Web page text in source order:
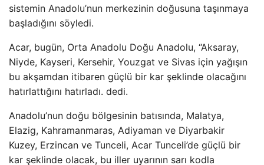
sistemin Anadolu’nun merkezinin doğusuna taşınmaya
başladığını söyledi.
Acar, bugün, Orta Anadolu Doğu Anadolu, “Aksaray,
Niyde, Kayseri, Kersehir, Youzgat ve Sivas için yağışın
bu akşamdan itibaren güçlü bir kar şeklinde olacağını
hatırlattığını hatırladı. dedi.
Anadolu’nun doğu bölgesinin batısında, Malatya,
Elazig, Kahramanmaras, Adiyaman ve Diyarbakir
Kuzey, Erzincan ve Tunceli, Acar Tunceli’de güçlü bir
kar şeklinde olacak, bu iller uyarının sarı kodla